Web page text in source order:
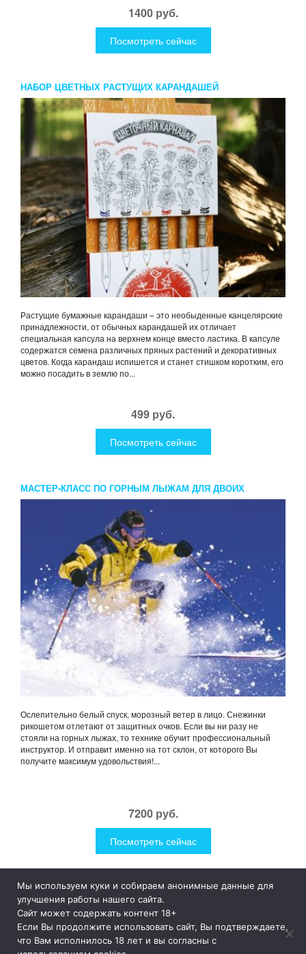
1400 руб.
Посмотреть сейчас
НАБОР ЦВЕТНЫХ РАСТУЩИХ КАРАНДАШЕЙ
Растущие бумажные карандаши – это необыденные канцелярские
принадлежности, от обычных карандашей их отличает
специальная капсула на верхнем конце вместо ластика. В капсуле
содержатся семена различных пряных растений и декоративных
цветов. Когда карандаш испишется и станет стишком коротким, его
можно посадить в землю по...
499 руб.
Посмотреть сейчас
МАСТЕР-КЛАСС ПО ГОРНЫМ ЛЫЖАМ ДЛЯ ДВОИХ
Ослепительно белый спуск, морозный ветер в лицо. Снежинки
рикошетом отлетают от защитных очков. Если вы ни разу не
стояли на горных лыжах, то технике обучит профессиональный
инструктор. И отправит именно на тот склон, от которого Вы
получите максимум удовольствия!...
7200 руб.
Посмотреть сейчас
1Like
© 20191Like– это необычные и прикольные подарки для
дома и улицы, интересная посуда, уникальные и необычные
Мы используем куки и собираем анонимные данные для
улучшения работы нашего сайта.
Сайт может содержать контент 18+
Если Вы продолжите использовать сайт, Вы подтверждаете,
что Вам исполнилось 18 лет и вы согласны с